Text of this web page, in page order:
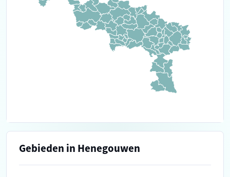
Gebieden in Henegouwen